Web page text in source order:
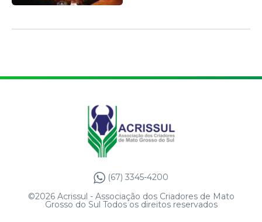
(67) 3345-4200
©2026 Acrissul - Associação dos Criadores de Mato
Grosso do Sul Todos os direitos reservados